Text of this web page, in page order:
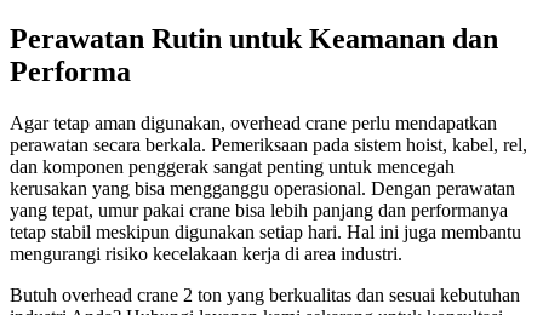
Perawatan Rutin untuk Keamanan dan
Performa
Agar tetap aman digunakan, overhead crane perlu mendapatkan
perawatan secara berkala. Pemeriksaan pada sistem hoist, kabel, rel,
dan komponen penggerak sangat penting untuk mencegah
kerusakan yang bisa mengganggu operasional. Dengan perawatan
yang tepat, umur pakai crane bisa lebih panjang dan performanya
tetap stabil meskipun digunakan setiap hari. Hal ini juga membantu
mengurangi risiko kecelakaan kerja di area industri.
Butuh overhead crane 2 ton yang berkualitas dan sesuai kebutuhan